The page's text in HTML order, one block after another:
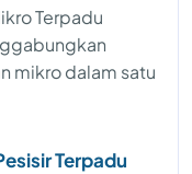
Terpadu
mikro dalam satu
Terpadu